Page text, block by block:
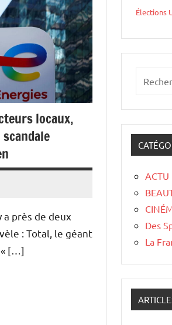
locaux,
a près de deux
: Total, le géant
« […]
Élections
ACTU
Des
La